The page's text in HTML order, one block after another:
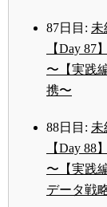
87日目: 未
【Day 87】
〜【実践
携〜
88日目: 未
【Day 88】
〜【実践
データ戦